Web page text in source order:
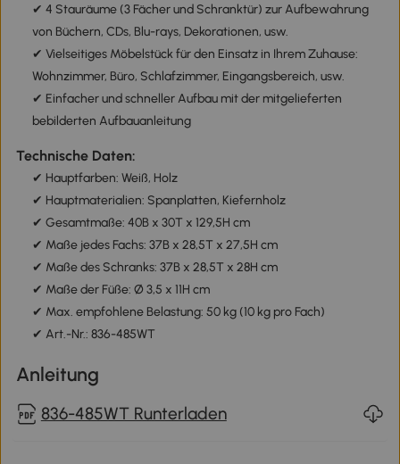
✔ 4 Stauräume (3 Fächer und Schranktür) zur Aufbewahrung
von Büchern, CDs, Blu-rays, Dekorationen, usw.
✔ Vielseitiges Möbelstück für den Einsatz in Ihrem Zuhause:
Wohnzimmer, Büro, Schlafzimmer, Eingangsbereich, usw.
✔ Einfacher und schneller Aufbau mit der mitgelieferten
bebilderten Aufbauanleitung
Technische Daten:
✔ Hauptfarben: Weiß, Holz
✔ Hauptmaterialien: Spanplatten, Kiefernholz
✔ Gesamtmaße: 40B x 30T x 129,5H cm
✔ Maße jedes Fachs: 37B x 28,5T x 27,5H cm
✔ Maße des Schranks: 37B x 28,5T x 28H cm
✔ Maße der Füße: Ø 3,5 x 11H cm
✔ Max. empfohlene Belastung: 50 kg (10 kg pro Fach)
✔ Art.-Nr.: 836-485WT
Anleitung
836-485WT Runterladen